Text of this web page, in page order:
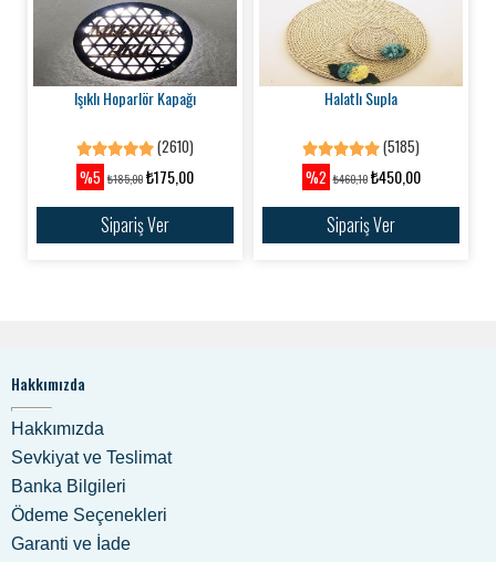
Işıklı Hoparlör Kapağı
(2610)
%5 ₺185,00 ₺175,00
Sipariş Ver
Halatlı Supla
(5185)
%2 ₺460,10₺450,00
Sipariş Ver
Hakkımızda
Hakkımızda
Sevkiyat ve Teslimat
Banka Bilgileri
Ödeme Seçenekleri
Garanti ve İade